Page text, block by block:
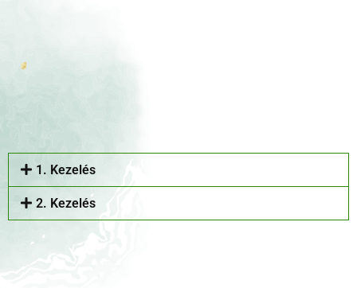
1. Kezelés
2. Kezelés